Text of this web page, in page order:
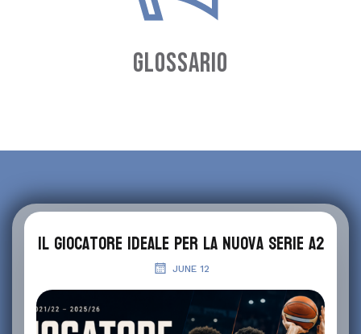
GLOSSARIO
Il giocatore ideale per la nuova Serie A2
JUNE 12